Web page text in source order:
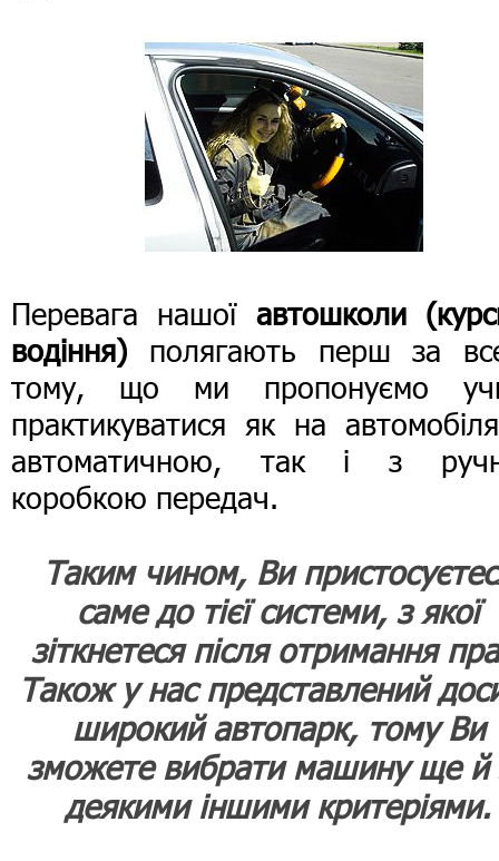
Перевага нашої автошколи
водіння) полягають перш за
тому, що ми пропонуємо
практикуватися як на
автоматичною, так і з
коробкою передач.
Таким чином, Ви
саме до тієї системи, з якої
зіткнетеся після отримання
Також у нас представлений
широкий автопарк, тому Ви
зможете вибрати машину ще й
деякими іншими критеріями.